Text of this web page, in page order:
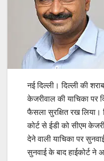
नई दिल्ली। दिल्ली की
केजरीवाल की याचिका पर
फैसला सुरक्षित रख लिया।
कोर्ट से ईडी को सीएम
देने वाली याचिका पर
सुनवाई के बाद हाईकोर्ट ने